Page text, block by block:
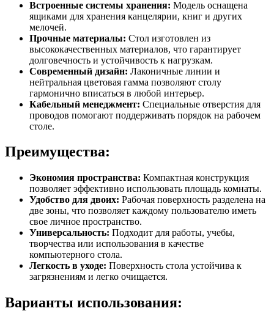
Встроенные системы хранения: Модель оснащена
ящиками для хранения канцелярии, книг и других
мелочей.
Прочные материалы: Стол изготовлен из
высококачественных материалов, что гарантирует
долговечность и устойчивость к нагрузкам.
Современный дизайн: Лаконичные линии и
нейтральная цветовая гамма позволяют столу
гармонично вписаться в любой интерьер.
Кабельный менеджмент: Специальные отверстия для
проводов помогают поддерживать порядок на рабочем
столе.
Преимущества:
Экономия пространства: Компактная конструкция
позволяет эффективно использовать площадь комнаты.
Удобство для двоих: Рабочая поверхность разделена на
две зоны, что позволяет каждому пользователю иметь
свое личное пространство.
Универсальность: Подходит для работы, учебы,
творчества или использования в качестве
компьютерного стола.
Легкость в уходе: Поверхность стола устойчива к
загрязнениям и легко очищается.
Варианты использования: